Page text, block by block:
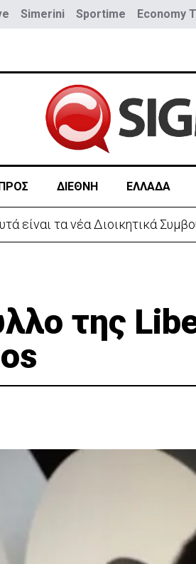
Simerini Sportime Economy
ΔΙΕΘΝΗ ΕΛΛΑΔΑ
παρασκήνιο της τελετής
της